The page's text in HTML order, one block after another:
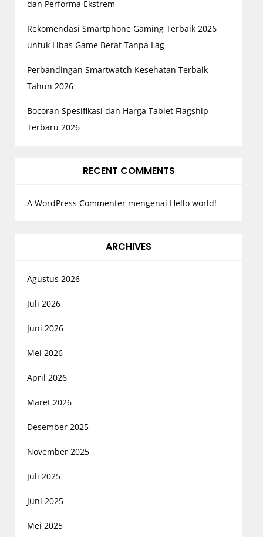
dan Performa Ekstrem
Rekomendasi Smartphone Gaming Terbaik 2026
untuk Libas Game Berat Tanpa Lag
Perbandingan Smartwatch Kesehatan Terbaik
Tahun 2026
Bocoran Spesifikasi dan Harga Tablet Flagship
Terbaru 2026
RECENT COMMENTS
A WordPress Commentermengenai Hello world!
ARCHIVES
Agustus 2026
Juli 2026
Juni 2026
Mei 2026
April 2026
Maret 2026
Desember 2025
November 2025
Juli 2025
Juni 2025
Mei 2025